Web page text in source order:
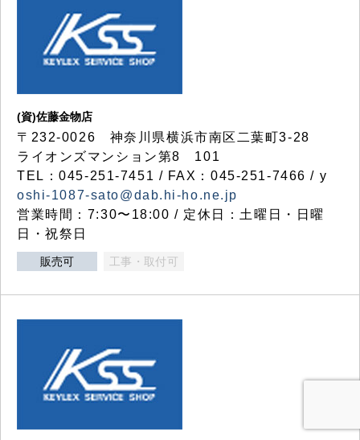
(資)佐藤金物店
〒232-0026 神奈川県横浜市南区二葉町3-28
ライオンズマンション第8 101
TEL：045-251-7451 / FAX：045-251-7466 / y
oshi-1087-sato@dab.hi-ho.ne.jp
営業時間：7:30〜18:00 / 定休日：土曜日・日曜
日・祝祭日
販売可 工事・取付可